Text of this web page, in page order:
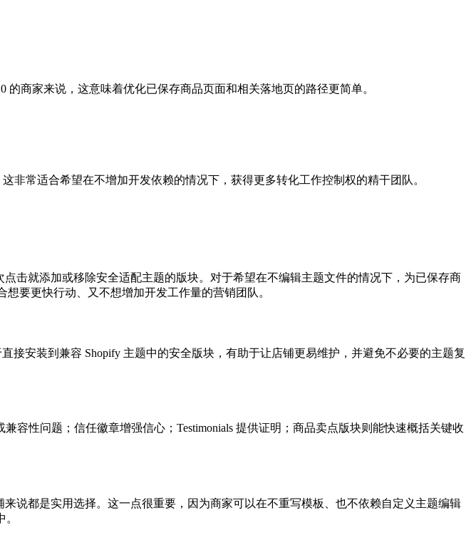
的商家来说，这意味着优化已保存商品页面和相关落地页的路径更简单。
常适合希望在不增加开发依赖的情况下，获得更多转化工作控制权的精干团队。
击就添加或移除安全适配主题的版块。对于希望在不编辑主题文件的情况下，为已保存商
要更快行动、又不想增加开发工作量的营销团队。
接安装到兼容 Shopify 主题中的安全版块，有助于让店铺更易维护，并避免不必要的主题复
容性问题；信任徽章增强信心；Testimonials 提供证明；商品卖点版块则能快速概括关键收
来说都是实用选择。这一点很重要，因为商家可以在不重写模板、也不依赖自定义主题编辑